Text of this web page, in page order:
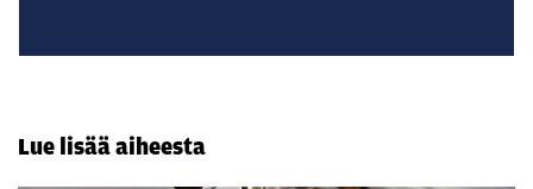
Lue lisää aiheesta